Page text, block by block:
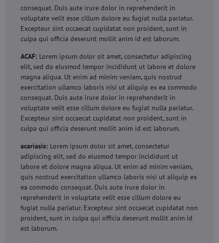
consequat. Duis aute irure dolor in reprehenderit in
voluptate velit esse cillum dolore eu fugiat nulla pariatur.
Excepteur sint occaecat cupidatat non proident, sunt in
culpa qui officia deserunt mollit anim id est laborum.
ACAF: Lorem ipsum dolor sit amet, consectetur adipiscing
elit, sed do eiusmod tempor incididunt ut labore et dolore
magna aliqua. Ut enim ad minim veniam, quis nostrud
exercitation ullamco laboris nisi ut aliquip ex ea commodo
consequat. Duis aute irure dolor in reprehenderit in
voluptate velit esse cillum dolore eu fugiat nulla pariatur.
Excepteur sint occaecat cupidatat non proident, sunt in
culpa qui officia deserunt mollit anim id est laborum.
acariasis: Lorem ipsum dolor sit amet, consectetur
adipiscing elit, sed do eiusmod tempor incididunt ut
labore et dolore magna aliqua. Ut enim ad minim veniam,
quis nostrud exercitation ullamco laboris nisi ut aliquip ex
ea commodo consequat. Duis aute irure dolor in
reprehenderit in voluptate velit esse cillum dolore eu
fugiat nulla pariatur. Excepteur sint occaecat cupidatat non
proident, sunt in culpa qui officia deserunt mollit anim id
est laborum.